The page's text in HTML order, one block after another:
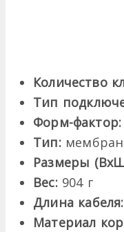
Количество
Тип
Форм-фактор:
Тип:
Размеры
Вес: 904 г
Длина кабеля:
Материал